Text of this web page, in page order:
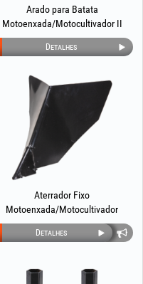
Arado para Batata
Motoenxada/Motocultivador II
Detalhes
Aterrador Fixo
Motoenxada/Motocultivador
Detalhes